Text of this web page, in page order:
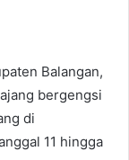
Balangan,
bergengsi
di
11 hingga